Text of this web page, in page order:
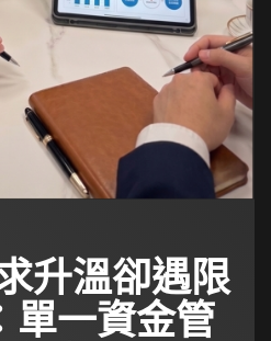
升溫卻遇限
單一資金管